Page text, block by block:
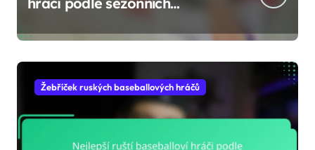
Žebříček ruských baseballových hráčů